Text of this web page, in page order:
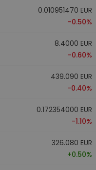
0.010951470 EUR
-0.50%
8.4000 EUR
-0.60%
439.090 EUR
-0.40%
0.172354000 EUR
-1.10%
326.080 EUR
+0.50%